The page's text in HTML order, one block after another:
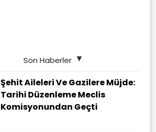
Son Haberler
Şehit Aileleri Ve Gazilere Müjde:
Tarihi Düzenleme Meclis
Komisyonundan Geçti